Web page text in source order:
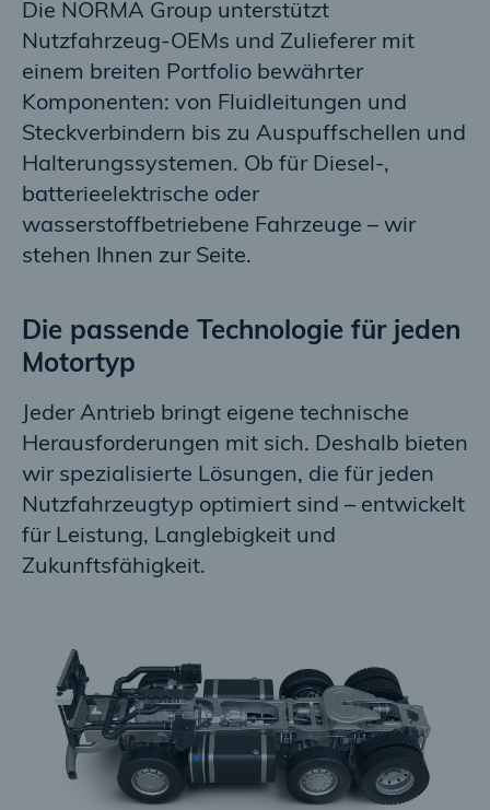
Die NORMA Group unterstützt
Nutzfahrzeug-OEMs und Zulieferer mit
einem breiten Portfolio bewährter
Komponenten: von Fluidleitungen und
Steckverbindern bis zu Auspuffschellen und
Halterungssystemen. Ob für Diesel-,
batterieelektrische oder
wasserstoffbetriebene Fahrzeuge – wir
stehen Ihnen zur Seite.
Die passende Technologie für jeden
Motortyp
Jeder Antrieb bringt eigene technische
Herausforderungen mit sich. Deshalb bieten
wir spezialisierte Lösungen, die für jeden
Nutzfahrzeugtyp optimiert sind – entwickelt
für Leistung, Langlebigkeit und
Zukunftsfähigkeit.